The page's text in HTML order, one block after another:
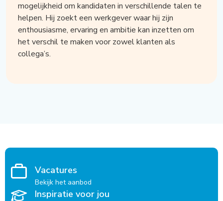
mogelijkheid om kandidaten in verschillende talen te
helpen. Hij zoekt een werkgever waar hij zijn
enthousiasme, ervaring en ambitie kan inzetten om
het verschil te maken voor zowel klanten als
collega’s.
Vacatures
Bekijk het aanbod
Inspiratie voor jou